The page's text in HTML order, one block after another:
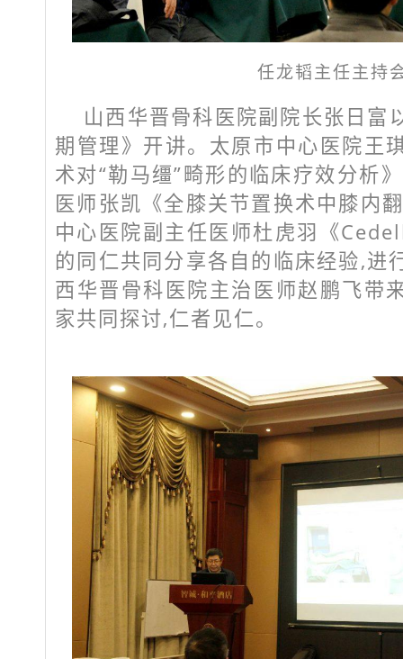
任龙韬主任主持
山西华晋骨科医院副院长张日富
期管理》开讲。太原市中心医院王
术对“勒马缰”畸形的临床疗效分析
医师张凯《全膝关节置换术中膝内
中心医院副主任医师杜虎羽《
的同仁共同分享各自的临床经验,进
西华晋骨科医院主治医师赵鹏飞带
家共同探讨,仁者见仁。